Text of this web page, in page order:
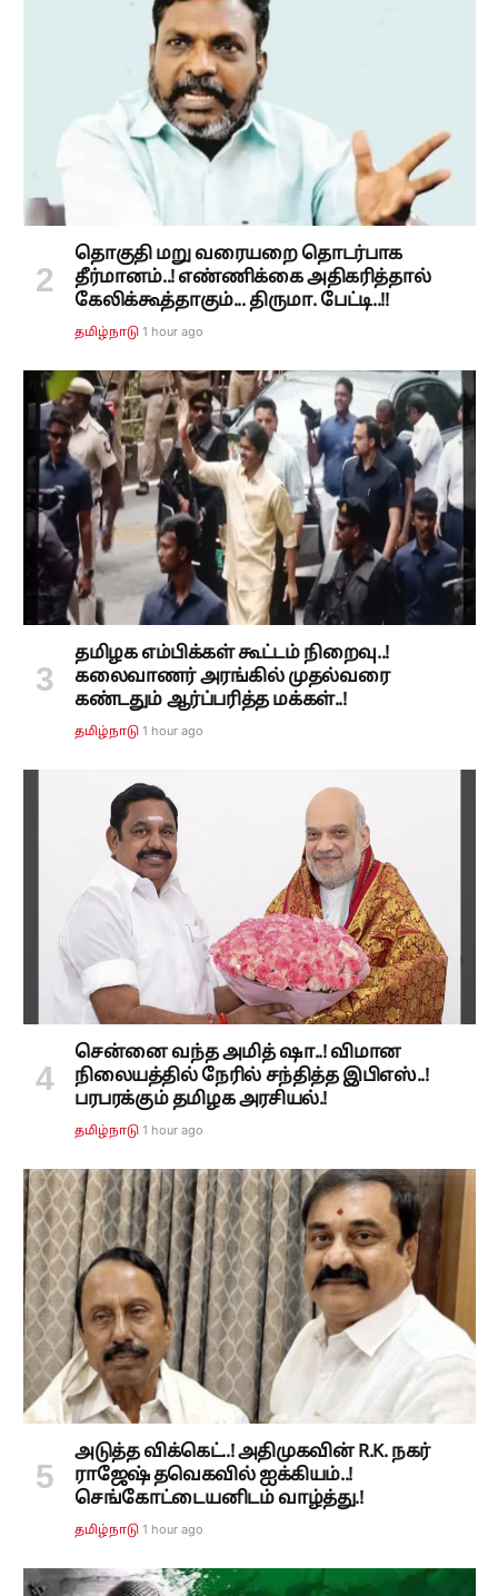
தொகுதி மறு வரையறை தொடர்பாக
தீர்மானம்..! எண்ணிக்கை அதிகரித்தால்
கேலிக்கூத்தாகும்... திருமா. பேட்டி..!!
தமிழ்நாடு 1 hour ago
தமிழக எம்பிக்கள் கூட்டம் நிறைவு..!
கலைவாணர் அரங்கில் முதல்வரை
கண்டதும் ஆர்ப்பரித்த மக்கள்..!
தமிழ்நாடு 1 hour ago
சென்னை வந்த அமித் ஷா..! விமான
நிலையத்தில் நேரில் சந்தித்த இபிஎஸ்..!
பரபரக்கும் தமிழக அரசியல்.!
தமிழ்நாடு 1 hour ago
அடுத்த விக்கெட்..! அதிமுகவின் R.K. நகர்
ராஜேஷ் தவெகவில் ஐக்கியம்..!
செங்கோட்டையனிடம் வாழ்த்து.!
தமிழ்நாடு 1 hour ago